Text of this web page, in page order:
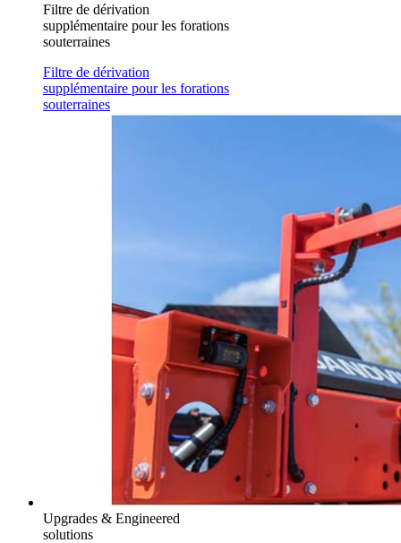
Filtre de dérivation
supplémentaire pour les forations
souterraines
Filtre de dérivation
supplémentaire pour les forations
souterraines
Upgrades & Engineered
solutions